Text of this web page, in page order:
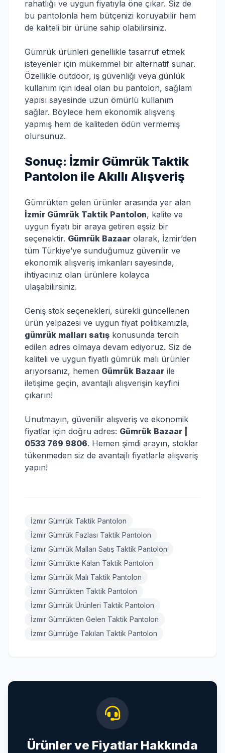
rahatlığı ve uygun fiyatıyla öne çıkar. Siz de
bu pantolonla hem bütçenizi koruyabilir hem
de kaliteli bir ürüne sahip olabilirsiniz.
Gümrük ürünleri genellikle tasarruf etmek
isteyenler için mükemmel bir alternatif sunar.
Özellikle outdoor, iş güvenliği veya günlük
kullanım için ideal olan bu pantolon, sağlam
yapısı sayesinde uzun ömürlü kullanım
sağlar. Böylece hem ekonomik alışveriş
yapmış hem de kaliteden ödün vermemiş
olursunuz.
Sonuç: İzmir Gümrük Taktik
Pantolon ile Akıllı Alışveriş
Gümrükten gelen ürünler arasında yer alan
İzmir Gümrük Taktik Pantolon, kalite ve
uygun fiyatı bir araya getiren eşsiz bir
seçenektir. Gümrük Bazaar olarak, İzmir’den
tüm Türkiye’ye sunduğumuz güvenilir ve
ekonomik alışveriş imkanları sayesinde,
ihtiyacınız olan ürünlere kolayca
ulaşabilirsiniz.
Geniş stok seçenekleri, sürekli güncellenen
ürün yelpazesi ve uygun fiyat politikamızla,
gümrük malları satış konusunda tercih
edilen adres olmaya devam ediyoruz. Siz de
kaliteli ve uygun fiyatlı gümrük malı ürünler
arıyorsanız, hemen Gümrük Bazaar ile
iletişime geçin, avantajlı alışverişin keyfini
çıkarın!
Unutmayın, güvenilir alışveriş ve ekonomik
fiyatlar için doğru adres: Gümrük Bazaar |
0533 769 9806. Hemen şimdi arayın, stoklar
tükenmeden siz de avantajlı fiyatlarla alışveriş
yapın!
İzmir Gümrük Taktik Pantolon
İzmir Gümrük Fazlası Taktik Pantolon
İzmir Gümrük Malları Satış Taktik Pantolon
İzmir Gümrükte Kalan Taktik Pantolon
İzmir Gümrük Malı Taktik Pantolon
İzmir Gümrükten Taktik Pantolon
İzmir Gümrük Ürünleri Taktik Pantolon
İzmir Gümrükten Gelen Taktik Pantolon
İzmir Gümrüğe Takılan Taktik Pantolon
Ürünler ve Fiyatlar Hakkında